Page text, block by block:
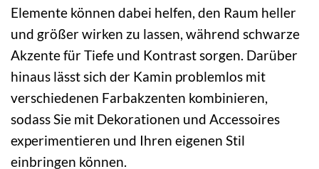
Elemente können dabei helfen, den Raum heller
und größer wirken zu lassen, während schwarze
Akzente für Tiefe und Kontrast sorgen. Darüber
hinaus lässt sich der Kamin problemlos mit
verschiedenen Farbakzenten kombinieren,
sodass Sie mit Dekorationen und Accessoires
experimentieren und Ihren eigenen Stil
einbringen können.